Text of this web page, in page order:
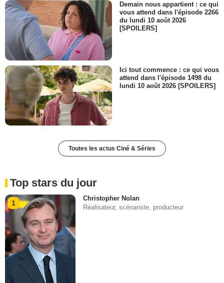
Demain nous appartient : ce qui
vous attend dans l'épisode 2266
du lundi 10 août 2026
[SPOILERS]
Ici tout commence : ce qui vous
attend dans l'épisode 1498 du
lundi 10 août 2026 [SPOILERS]
Toutes les actus Ciné & Séries
Top stars du jour
1
Christopher Nolan
Réalisateur, scénariste, producteur